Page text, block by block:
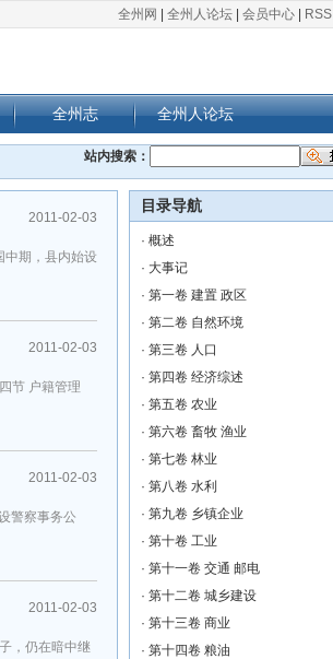
全州网 全州人论坛 会员中心 RSS
全州志 全州人论坛
站内搜索：
2011-02-03
中期，县内始设
2011-02-03
节 户籍管理
2011-02-03
警察事务公
2011-02-03
，仍在暗中继
目录导航
· 概述
· 大事记
· 第一卷 建置 政区
· 第二卷 自然环境
· 第三卷 人口
· 第四卷 经济综述
· 第五卷 农业
· 第六卷 畜牧 渔业
· 第七卷 林业
· 第八卷 水利
· 第九卷 乡镇企业
· 第十卷 工业
· 第十一卷 交通 邮电
· 第十二卷 城乡建设
· 第十三卷 商业
· 第十四卷 粮油